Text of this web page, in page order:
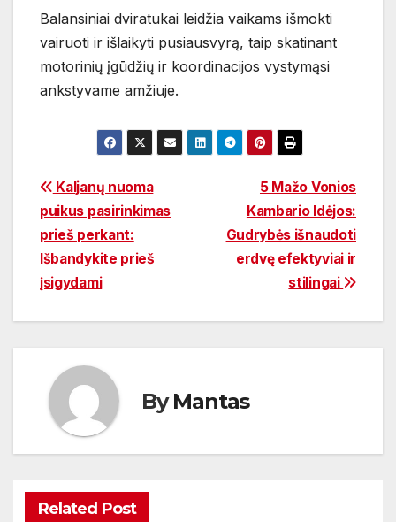
Balansiniai dviratukai leidžia vaikams išmokti
vairuoti ir išlaikyti pusiausvyrą, taip skatinant
motorinių įgūdžių ir koordinacijos vystymąsi
ankstyvame amžiuje.
Navigacija
tarp
įrašų
5 Mažo Vonios
Kambario Idėjos:
Gudrybės išnaudoti
erdvę efektyviai ir
stilingai
Kaljanų nuoma
puikus pasirinkimas
prieš perkant:
Išbandykite prieš
įsigydami
ByMantas
Related Post